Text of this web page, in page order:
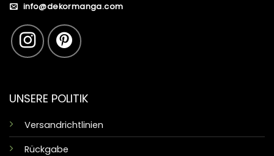
info@dekormanga.com
UNSERE POLITIK
Versandrichtlinien
Rückgabe